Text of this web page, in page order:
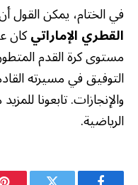
في الختام، يمكن القول
القطري الإماراتيكان
مستوى كرة القدم
التوفيق في مسيرته
والإنجازات. تابعونا
الرياضية.